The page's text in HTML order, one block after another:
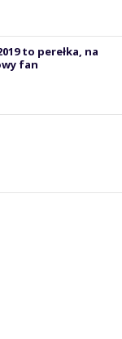
to perełka, na
fan